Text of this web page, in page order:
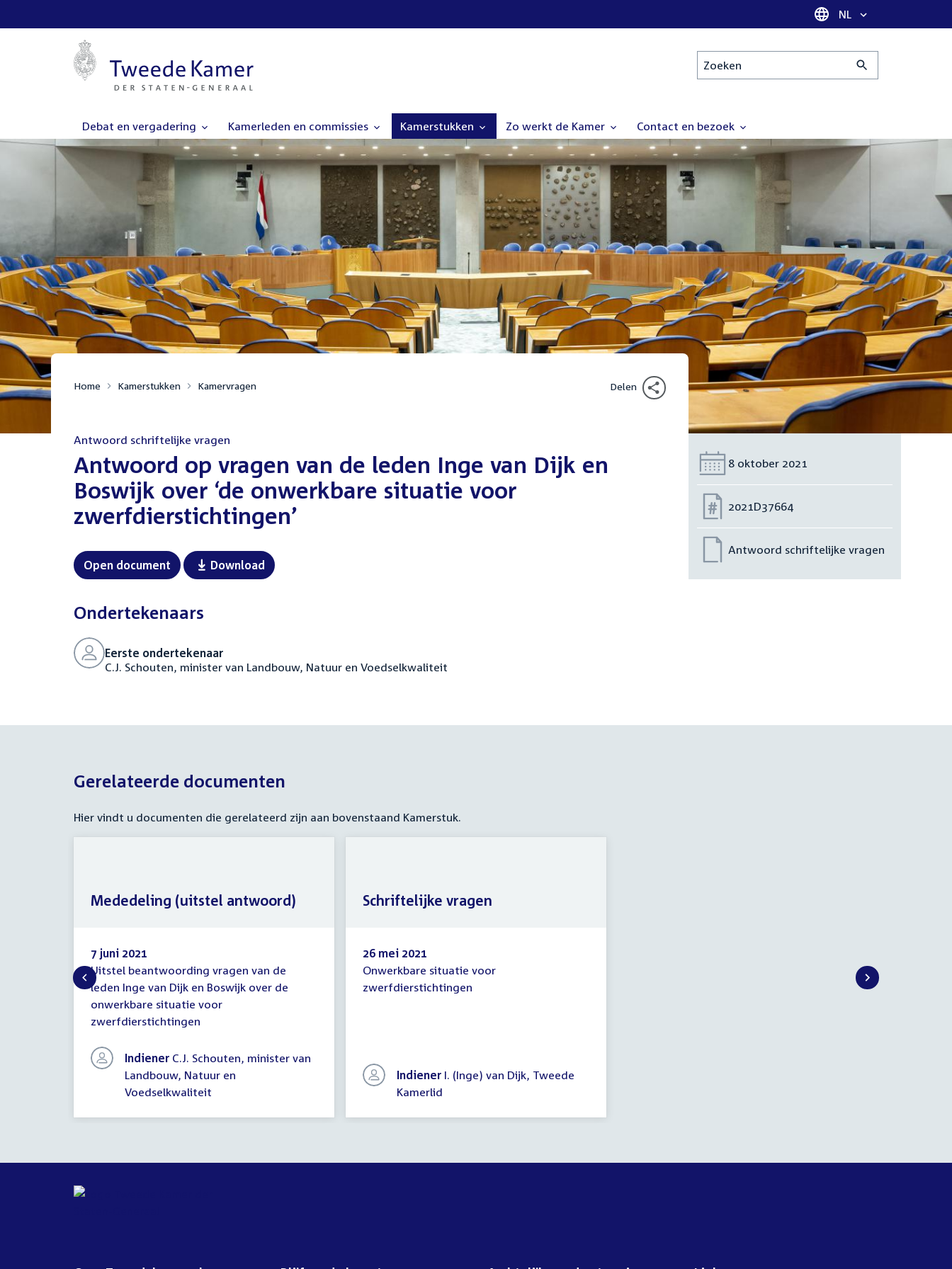
Taal selectie
NL
Zoeken
Debat en vergadering Kamerleden en commissies Kamerstukken Zo werkt de Kamer Contact en bezoek
Home Kamerstukken Kamervragen Delen
Antwoord schriftelijke vragen
Antwoord op vragen van de leden Inge van Dijk en
Boswijk over ‘de onwerkbare situatie voor
zwerfdierstichtingen’
Open document Download
Ondertekenaars
Eerste ondertekenaar
C.J. Schouten, minister van Landbouw, Natuur en Voedselkwaliteit
Datum:
8 oktober 2021
Nummer:
2021D37664
Antwoord schriftelijke vragen
Gerelateerde documenten
Hier vindt u documenten die gerelateerd zijn aan bovenstaand Kamerstuk.
Mededeling
(uitstel
antwoord)
7 juni 2021
Uitstel beantwoording vragen van de
leden Inge van Dijk en Boswijk over de
onwerkbare situatie voor
zwerfdierstichtingen
Indiener C.J. Schouten, minister van
Landbouw, Natuur en
Voedselkwaliteit
Mededeling (uitstel antwoord)
Schriftelijke
vragen
26 mei 2021
Onwerkbare situatie voor
zwerfdierstichtingen
Indiener I. (Inge) van Dijk, Tweede
Kamerlid
Schriftelijke vragen